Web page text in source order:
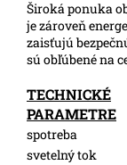
Široká ponuka
je zároveň
zaisťujú
sú obľúbené na
TECHNICKÉ
PARAMETRE
spotreba
svetelný tok